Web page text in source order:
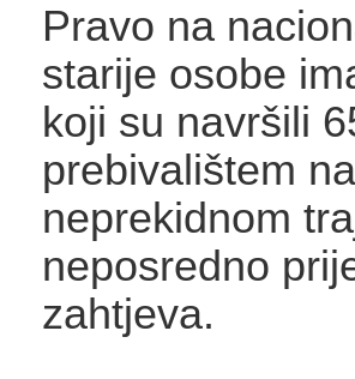
Pravo na
starije osobe
koji su navršili
prebivalištem
neprekidnom
neposredno
zahtjeva.